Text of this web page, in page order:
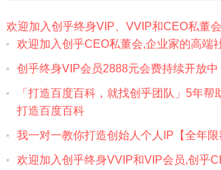
欢迎加入创乎终身VIP、VVIP和CEO私董会
欢迎加入创乎CEO私董会,企业家的高端
创乎终身VIP会员2888元会费‎持续开放中
「打造百度百科，就找创乎团队」5年帮
打造百度百科
我一对一教你打造创始人个人IP【全年限
欢迎加入创乎终身VVIP和VIP会员,创乎